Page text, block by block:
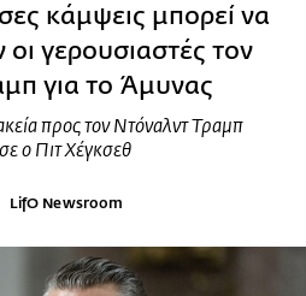
κάμψεις μπορεί να
γερουσιαστές τον
για το Άμυνας
προς τον Ντόναλντ Τραμπ
ο Πιτ Χέγκσεθ
LifO Newsroom